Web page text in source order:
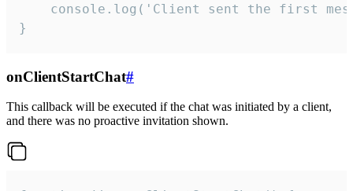
console.log('Client sent the first
}
onClientStartChat#
This callback will be executed if the chat was initiated by a client,
and there was no proactive invitation shown.